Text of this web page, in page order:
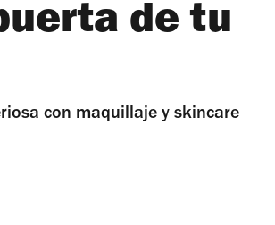
de tu
con maquillaje y skincare